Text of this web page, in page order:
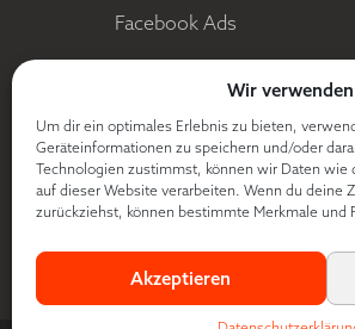
Wir
Um dir ein optimales Erlebnis zu bieten,
Geräteinformationen zu speichern und/oder
Technologien zustimmst, können wir Daten wie
auf dieser Website verarbeiten. Wenn du deine
zurückziehst, können bestimmte Merkmale und
Akzeptieren
Facebook Ads
Digitale Dominanz
Free Book Funnel
TikTok Ads